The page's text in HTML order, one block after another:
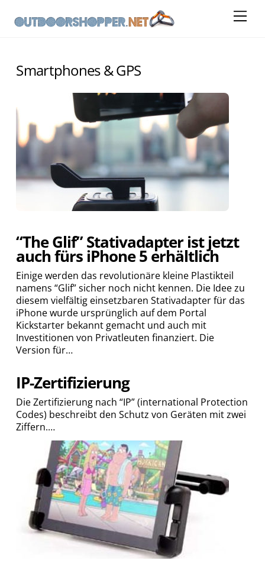
content
Smartphones & GPS
“The Glif” Stativadapter ist jetzt
auch fürs iPhone 5 erhältlich
Einige werden das revolutionäre kleine Plastikteil
namens “Glif” sicher noch nicht kennen. Die Idee zu
diesem vielfältig einsetzbaren Stativadapter für das
iPhone wurde ursprünglich auf dem Portal
Kickstarter bekannt gemacht und auch mit
Investitionen von Privatleuten finanziert. Die
Version für…
IP-Zertifizierung
Die Zertifizierung nach “IP” (international Protection
Codes) beschreibt den Schutz von Geräten mit zwei
Ziffern.…